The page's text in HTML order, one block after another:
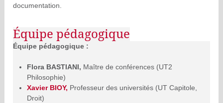
documentation.
Équipe pédagogique
Équipe pédagogique :
Flora BASTIANI, Maître de conférences (UT2
Philosophie)
Xavier BIOY, Professeur des universités (UT Capitole,
Droit)